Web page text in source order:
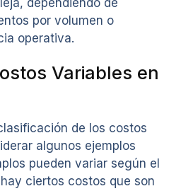
por volumen o
operativa.
Variables en
de los costos
algunos ejemplos
pueden variar según el
ciertos costos que son